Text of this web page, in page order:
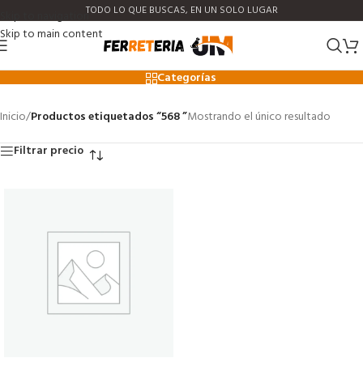
Skip to navigation
Skip to main content
TODO LO QUE BUSCAS, EN UN SOLO LUGAR
568
Categorías
Inicio/Productos etiquetados “568 ”Mostrando el único resultado
Filtrar precio